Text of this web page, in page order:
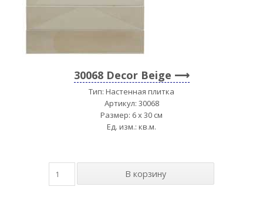
30068 Decor Beige
Тип: Настенная плитка
Артикул: 30068
Размер: 6 x 30 см
Ед. изм.: кв.м.